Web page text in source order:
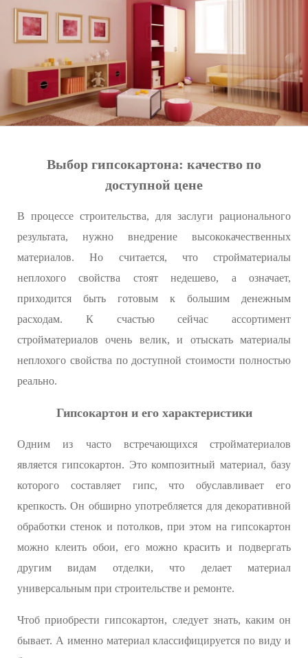
Выбор гипсокартона: качество по
доступной цене
В процессе строительства, для заслуги рационального
результата, нужно внедрение высококачественных
материалов. Но считается, что стройматериалы
неплохого свойства стоят недешево, а означает,
приходится быть готовым к большим денежным
расходам. К счастью сейчас ассортимент
стройматериалов очень велик, и отыскать материалы
неплохого свойства по доступной стоимости полностью
реально.
Гипсокартон и его характеристики
Одним из часто встречающихся стройматериалов
является гипсокартон. Это композитный материал, базу
которого составляет гипс, что обуславливает его
крепкость. Он обширно употребляется для декоративной
обработки стенок и потолков, при этом на гипсокартон
можно клеить обои, его можно красить и подвергать
другим видам отделки, что делает материал
универсальным при строительстве и ремонте.
Чтоб приобрести гипсокартон, следует знать, каким он
бывает. А именно материал классифицируется по виду и